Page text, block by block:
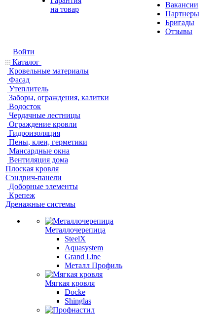
на товар
Вакансии
Партнеры
Бригады
Отзывы
Войти
Каталог
Кровельные материалы
Фасад
Утеплитель
Заборы, ограждения, калитки
Водосток
Чердачные лестницы
Ограждение кровли
Гидроизоляция
Пены, клеи, герметики
Мансардные окна
Вентиляция дома
Плоская кровля
Сэндвич-панели
Доборные элементы
Крепеж
Дренажные системы
Металлочерепица
SteelX
Aquasystem
Grand Line
Металл Профиль
Мягкая кровля
Docke
Shinglas